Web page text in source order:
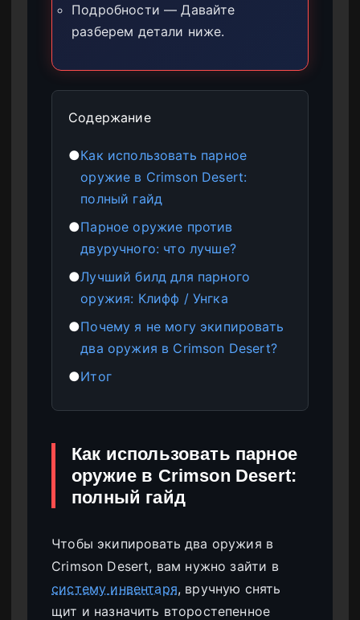
Подробности — Давайте
разберем детали ниже.
Содержание
●Как использовать парное
оружие в Crimson Desert:
полный гайд
●Парное оружие против
двуручного: что лучше?
●Лучший билд для парного
оружия: Клифф / Унгка
●Почему я не могу экипировать
два оружия в Crimson Desert?
●Итог
Как использовать парное
оружие в Crimson Desert:
полный гайд
Чтобы экипировать два оружия в
Crimson Desert, вам нужно зайти в
систему инвентаря, вручную снять
щит и назначить второстепенное